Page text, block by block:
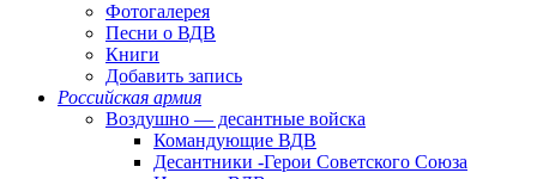
Фотогалерея
Песни о ВДВ
Книги
Добавить запись
Российская армия
Воздушно — десантные войска
Командующие ВДВ
Десантники -Герои Советского Союза